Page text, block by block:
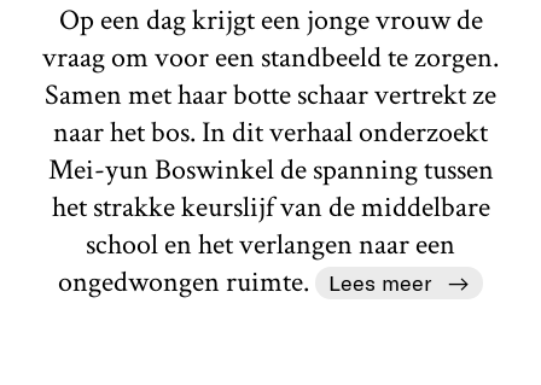
Op een dag krijgt een jonge vrouw de
vraag om voor een standbeeld te zorgen.
Samen met haar botte schaar vertrekt ze
naar het bos. In dit verhaal onderzoekt
Mei-yun Boswinkel de spanning tussen
het strakke keurslijf van de middelbare
school en het verlangen naar een
ongedwongen ruimte.
Lees meer